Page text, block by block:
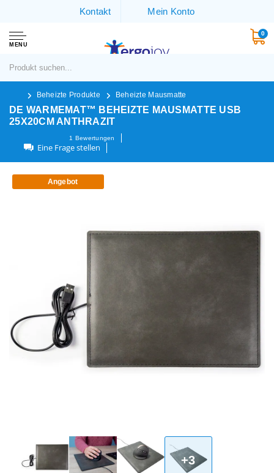
Kontakt Mein Konto
MENU
0
Beheizte Produkte Beheizte Mausmatte
DE WARMEMAT™ BEHEIZTE MAUSMATTE USB
25X20CM ANTHRAZIT
1 Bewertungen
Eine Frage stellen
Angebot
+3